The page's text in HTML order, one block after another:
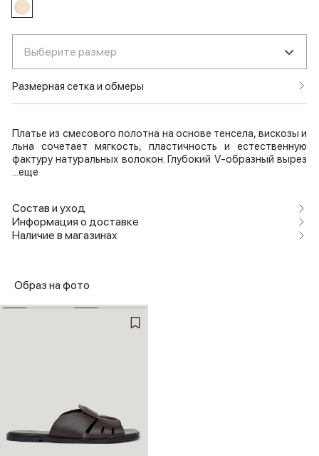
Выберите размер
Размерная сетка и обмеры
Платье из смесового полотна на основе тенсела, вискозы и
льна сочетает мягкость, пластичность и естественную
фактуру натуральных волокон. Глубокий V-образный вырез
...еще
Состав и уход
Информация о доставке
Наличие в магазинах
Образ на фото